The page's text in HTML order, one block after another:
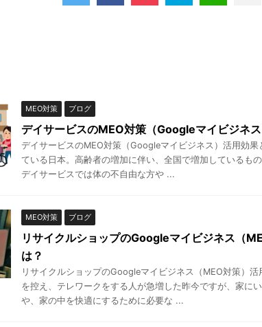
MEO対策 ブログ
デイサービスのMEO対策（Googleマイビジネ
デイサービスのMEO対策（Googleマイビジネス）活用効果
ている日本。高齢者の増加に伴い、全国で増加しているも
デイサービスでは体の不自由な方や ...
MEO対策 ブログ
リサイクルショップのGoogleマイビジネス（
は？
リサイクルショップのGoogleマイビジネス（MEO対策）
を控え、テレワークをする人が急増した昨今ですが、家に
や、家の中を快適にするために必要な ...